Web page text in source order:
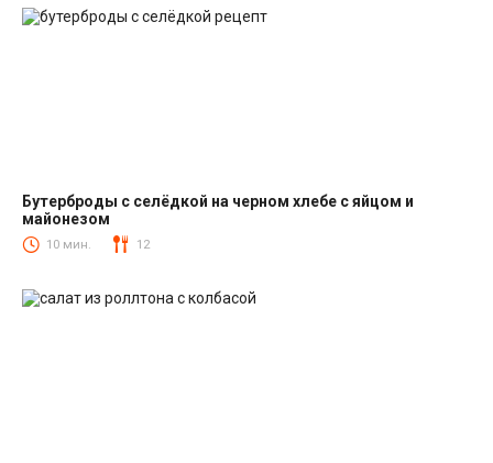
Закуски
Бутерброды с селёдкой на черном хлебе с яйцом и
майонезом
10 мин. 12